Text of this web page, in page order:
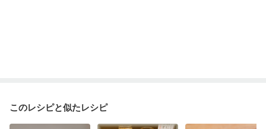
このレシピと似たレシピ